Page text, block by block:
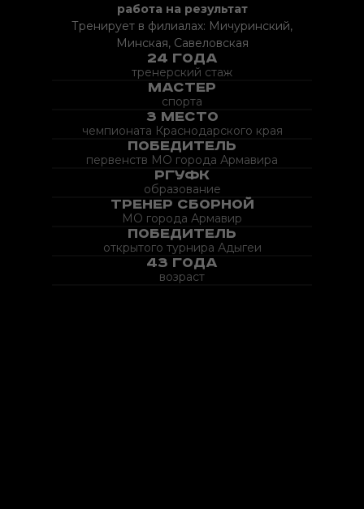
работа на результат
Тренирует в филиалах: Мичуринский,
Минская, Савеловская
24 года
тренерский стаж
мастер
спорта
3 место
чемпионата Краснодарского края
Победитель
первенств МО города Армавира
РГУФК
образование
Тренер сборной
МО города Армавир
Победитель
открытого турнира Адыгеи
43 года
возраст